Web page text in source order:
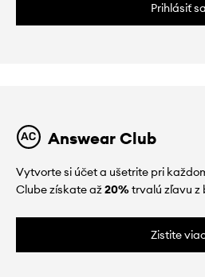
Prihlásiť sa
Answear Club
Vytvorte si účet a ušetrite pri
Clube získate až20%trvalú zľavu z
Zistite